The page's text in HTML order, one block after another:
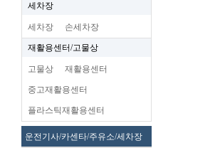
세차장
세차장 손세차장
재활용센터/고물상
고물상 재활용센터
중고재활용센터
플라스틱재활용센터
운전기사/카센타/주유소/세차장